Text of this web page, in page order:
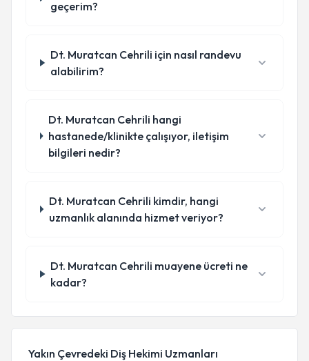
geçerim?
Dt. Muratcan Cehrili için nasıl randevu
alabilirim?
Dt. Muratcan Cehrili hangi
hastanede/klinikte çalışıyor, iletişim
bilgileri nedir?
Dt. Muratcan Cehrili kimdir, hangi
uzmanlık alanında hizmet veriyor?
Dt. Muratcan Cehrili muayene ücreti ne
kadar?
Yakın Çevredeki Diş Hekimi Uzmanları